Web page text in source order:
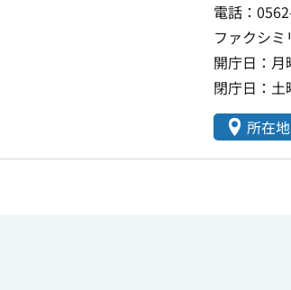
電話：
ファクシ
開庁日：
閉庁日：
所在